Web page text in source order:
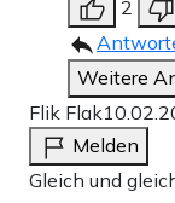
2
Weitere
Flik Flak
Melden
Gleich und